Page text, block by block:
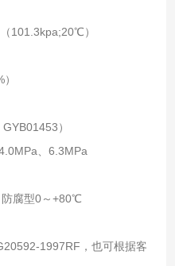
）
）
、6.3MPa
腐型0～+80℃
1997RF，也可根据客